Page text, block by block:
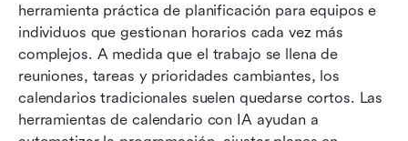
herramienta práctica de planificación para equipos e
individuos que gestionan horarios cada vez más
complejos. A medida que el trabajo se llena de
reuniones, tareas y prioridades cambiantes, los
calendarios tradicionales suelen quedarse cortos. Las
herramientas de calendario con IA ayudan a
10 mejores herramientas de calendario con IA
revisadas
Qué buscar al elegir un calendario de IA
Cómo diferentes roles se benefician de los